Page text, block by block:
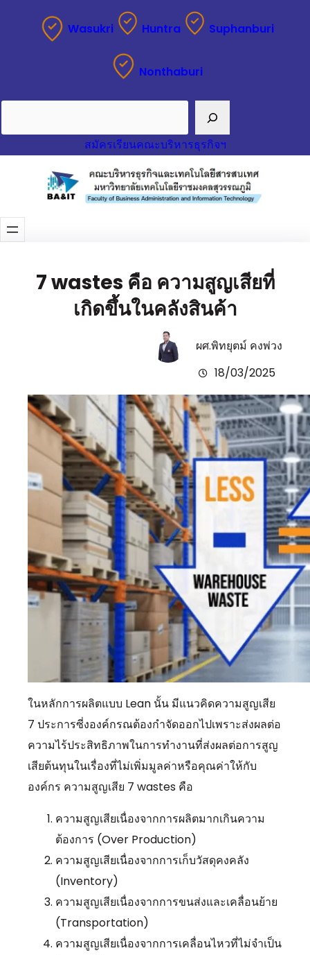
Wasukri Huntra Suphanburi
Nonthaburi
สมัครเรียนคณะบริหารธุรกิจฯ
7 wastes คือ ความสูญเสียที่
เกิดขึ้นในคลังสินค้า
ผศ.พิทยุตม์ คงพ่วง
18/03/2025
ในหลักการผลิตแบบ Lean นั้น มีแนวคิดความสูญเสีย
7 ประการซี่งองค์กรณต้องกำจัดออกไปเพราะส่งผลต่อ
ความไร้ประสิทธิภาพในการทำงานที่ส่งผลต่อการสูญ
เสียต้นทุนในเรื่องที่ไม่เพิ่มมูลค่าหรือคุณค่าให้กับ
องค์กร ความสูญเสีย 7 wastes คือ
ความสูญเสียเนื่องจากการผลิตมากเกินความ
ต้องการ (Over Production)
ความสูญเสียเนื่องจากการเก็บวัสดุคงคลัง
(Inventory)
ความสูญเสียเนื่องจากการขนส่งและเคลื่อนย้าย
(Transportation)
ความสูญเสียเนื่องจากการเคลื่อนไหวที่ไม่จำเป็น